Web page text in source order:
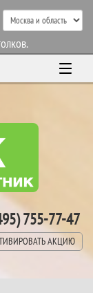
755-77-47
АКЦИЮ